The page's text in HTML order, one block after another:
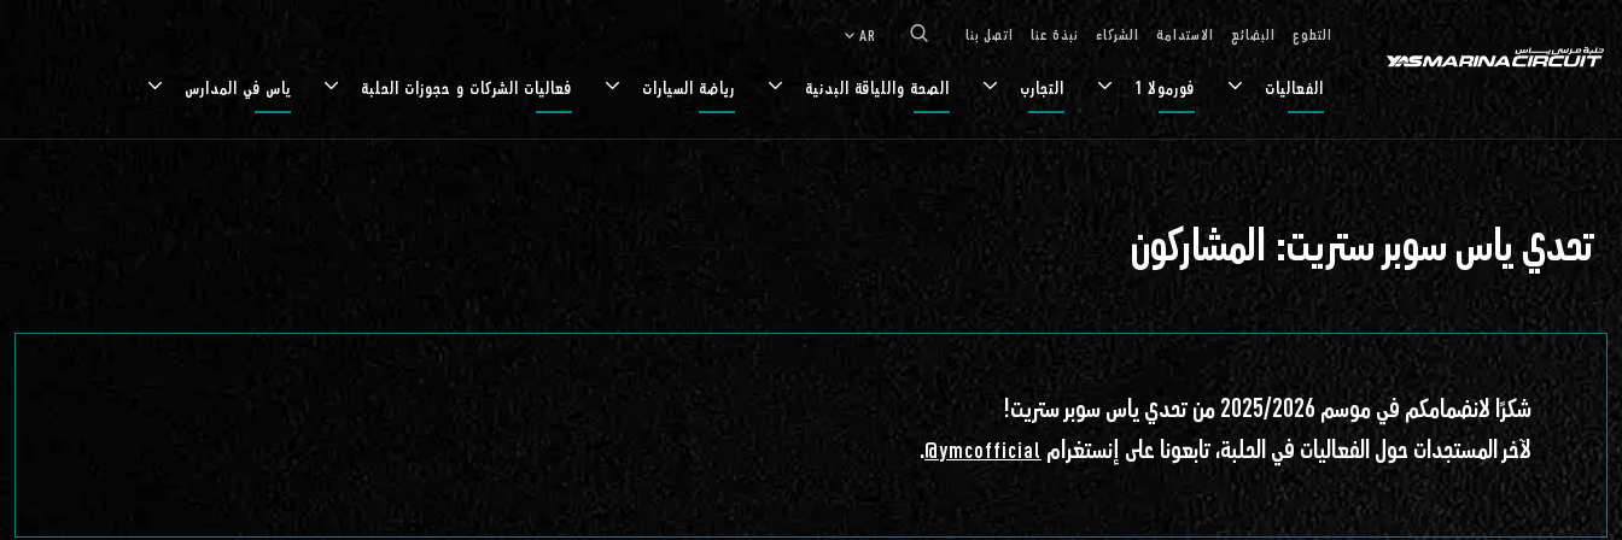
تخطي إلى المحتوى الرئيسي التطوع البضائع الاستدامة الشركاء نبذة عنا اتصل بنا AR
keyboard_arrow_down
الفعاليات فورمولا 1 التجارب الصحة واللياقة البدنية رياضة السيارات فعاليات الشركات و حجوزات الحلبة ياس في المدارس
تحدي ياس سوبر ستريت: المشاركون
شكرًا لانضمامكم في موسم 2025/2026 من تحدي ياس سوبر ستريت!
لآخر المستجدات حول الفعاليات في الحلبة، تابعونا على إنستغرامymcofficial@
.